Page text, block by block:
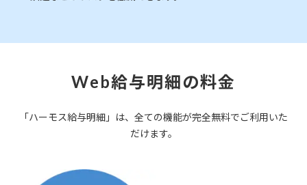
Web給与明細の料金
「ハーモス給与明細」は、全ての機能が完全無料でご利用いた
だけます。